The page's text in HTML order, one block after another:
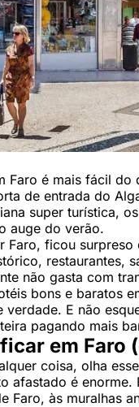
Faro é mais fácil
de entrada do
super turística,
auge do verão.
Faro, ficou
restaurantes,
não gasta com
bons e baratos
E não
pagando mais
em Faro
coisa, olha
afastado é enorme.
Faro, às muralhas